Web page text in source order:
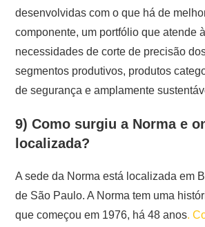
desenvolvidas com o que há de
componente, um portfólio que atende
necessidades de corte de precisão
segmentos produtivos, produtos
de segurança e amplamente
9) Como surgiu a Norma e
localizada?
A sede da Norma está localizada em
de São Paulo. A Norma tem uma
que começou em 1976, há 48 anos.